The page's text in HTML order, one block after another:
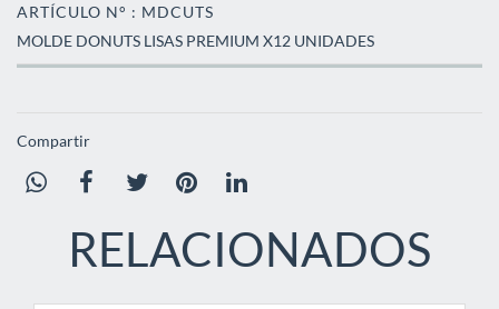
ARTÍCULO N° : MDCUTS
MOLDE DONUTS LISAS PREMIUM X12 UNIDADES
Compartir
RELACIONADOS